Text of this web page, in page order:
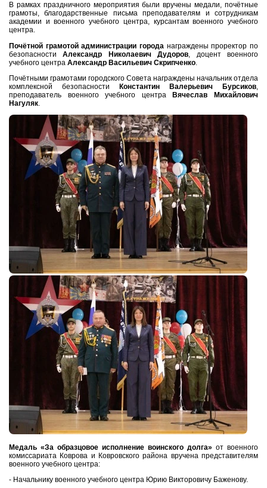
В рамках праздничного мероприятия были вручены медали, почётные
грамоты, благодарственные письма преподавателям и сотрудникам
академии и военного учебного центра, курсантам военного учебного
центра.
Почётной грамотой администрации города награждены проректор по
безопасностиАлександр Николаевич Дудоров, доцент военного
учебного центра Александр Васильевич Скрипченко.
Почётными грамотами городского Совета награждены начальник отдела
комплексной безопасности
Константин Валерьевич Бурсиков,
преподаватель военного учебного центра
Вячеслав Михайлович
Нагуляк.
Медаль «За образцовое исполнение воинского долга» от военного
комиссариата Коврова и Ковровского района вручена представителям
военного учебного центра:
- Начальнику военного учебного центра Юрию Викторовичу Баженову.